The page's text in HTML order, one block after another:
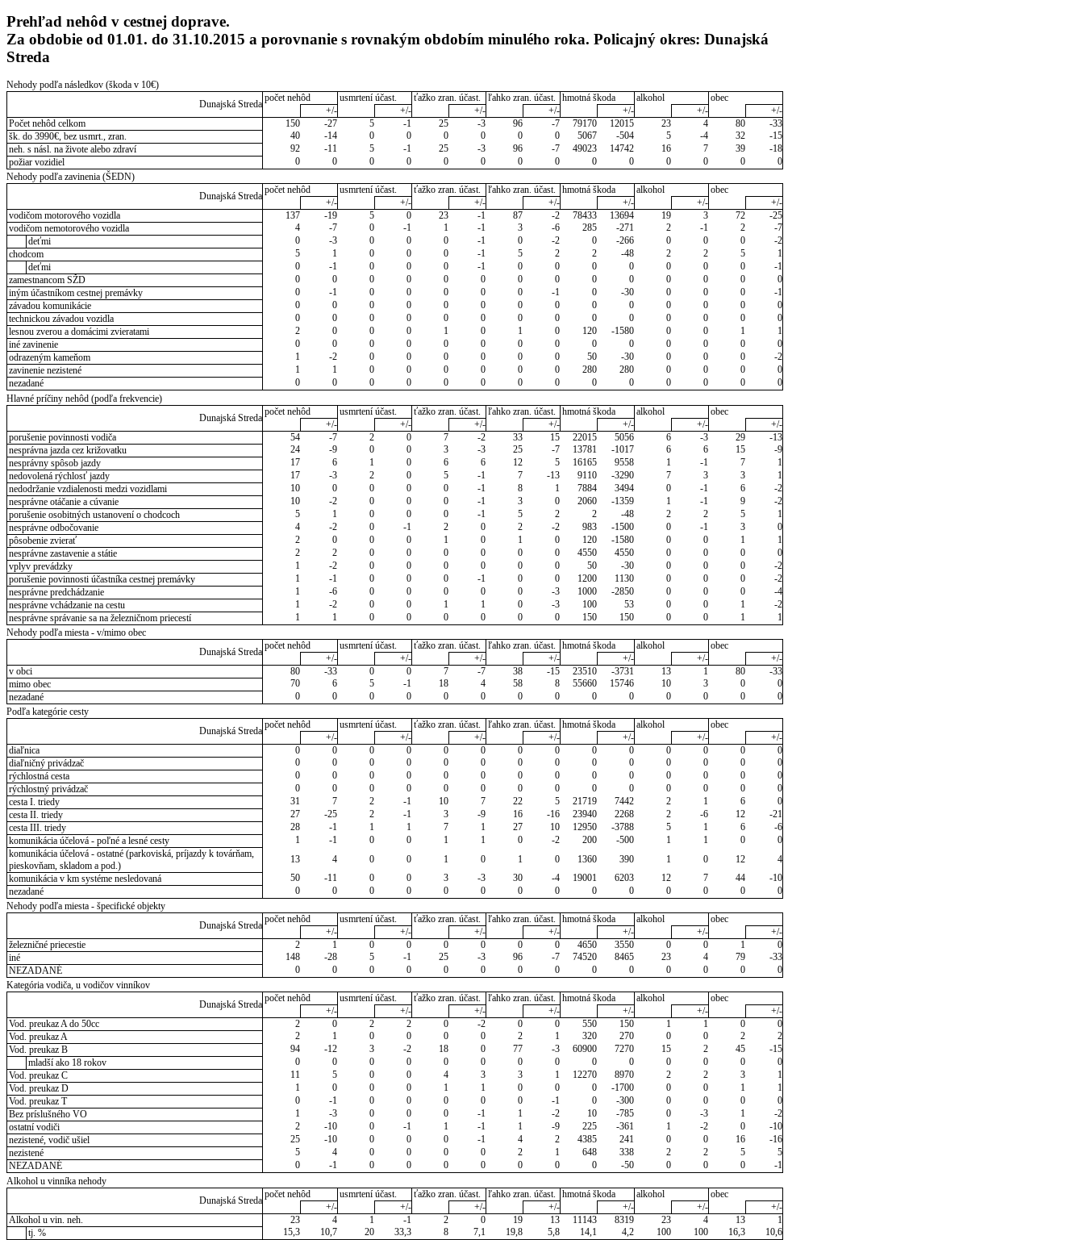
Prehľad nehôd v cestnej doprave.
Za obdobie od 01.01. do 31.10.2015 a porovnanie s rovnakým obdobím minulého roka. Policajný okres: Dunajská
Streda
Nehody podľa následkov (škoda v 10€)
Dunajská Streda
počet nehôd usmrtení účast. ťažko zran. účast. ľahko zran. účast. hmotná škoda alkohol
obec
+/-
+/- +/- +/- +/- +/-
+/-
Počet nehôd celkom
150 -27 5 -1 25 -3 96 -7 79170 12015 23 4 80
-33
šk. do 3990€, bez usmrt., zran.
40 -14 0 0 0 0 0 0 5067 -504 5 -4 32
-15
neh. s násl. na živote alebo zdraví
92 -11 5 -1 25 -3 96 -7 49023 14742 16 7 39
-18
požiar vozidiel
0 0 0 0 0 0 0 0 0 0 0 0 0
0
Nehody podľa zavinenia (ŠEDN)
Dunajská Streda
počet nehôd usmrtení účast. ťažko zran. účast. ľahko zran. účast. hmotná škoda alkohol
obec
+/-
+/- +/- +/- +/- +/-
+/-
vodičom motorového vozidla
137 -19 5 0 23 -1 87 -2 78433 13694 19 3 72
-25
vodičom nemotorového vozidla
4 -7 0 -1 1 -1 3 -6 285 -271 2 -1 2
-7
deťmi
0 -3 0 0 0 -1 0 -2 0 -266 0 0 0
-2
chodcom
5 1 0 0 0 -1 5 2 2 -48 2 2 5
1
deťmi
0 -1 0 0 0 -1 0 0 0 0 0 0 0
-1
zamestnancom SŽD
0 0 0 0 0 0 0 0 0 0 0 0 0
0
iným účastníkom cestnej premávky
0 -1 0 0 0 0 0 -1 0 -30 0 0 0
-1
závadou komunikácie
0 0 0 0 0 0 0 0 0 0 0 0 0
0
technickou závadou vozidla
0 0 0 0 0 0 0 0 0 0 0 0 0
0
lesnou zverou a domácimi zvieratami
2 0 0 0 1 0 1 0 120 -1580 0 0 1
1
iné zavinenie
0 0 0 0 0 0 0 0 0 0 0 0 0
0
odrazeným kameňom
1 -2 0 0 0 0 0 0 50 -30 0 0 0
-2
zavinenie nezistené
1 1 0 0 0 0 0 0 280 280 0 0 0
0
nezadané
0 0 0 0 0 0 0 0 0 0 0 0 0
0
Hlavné príčiny nehôd (podľa frekvencie)
Dunajská Streda
počet nehôd usmrtení účast. ťažko zran. účast. ľahko zran. účast. hmotná škoda alkohol
obec
+/-
+/- +/- +/- +/- +/-
+/-
porušenie povinnosti vodiča
54 -7 2 0 7 -2 33 15 22015 5056 6 -3 29
-13
nesprávna jazda cez križovatku
24 -9 0 0 3 -3 25 -7 13781 -1017 6 6 15
-9
nesprávny spôsob jazdy
17 6 1 0 6 6 12 5 16165 9558 1 -1 7
1
nedovolená rýchlosť jazdy
17 -3 2 0 5 -1 7 -13 9110 -3290 7 3 3
1
nedodržanie vzdialenosti medzi vozidlami
10 0 0 0 0 -1 8 1 7884 3494 0 -1 6
-2
nesprávne otáčanie a cúvanie
10 -2 0 0 0 -1 3 0 2060 -1359 1 -1 9
-2
porušenie osobitných ustanovení o chodcoch
5 1 0 0 0 -1 5 2 2 -48 2 2 5
1
nesprávne odbočovanie
4 -2 0 -1 2 0 2 -2 983 -1500 0 -1 3
0
pôsobenie zvierať
2 0 0 0 1 0 1 0 120 -1580 0 0 1
1
nesprávne zastavenie a státie
2 2 0 0 0 0 0 0 4550 4550 0 0 0
0
vplyv prevádzky
1 -2 0 0 0 0 0 0 50 -30 0 0 0
-2
porušenie povinnosti účastníka cestnej premávky
1 -1 0 0 0 -1 0 0 1200 1130 0 0 0
-2
nesprávne predchádzanie
1 -6 0 0 0 0 0 -3 1000 -2850 0 0 0
-4
nesprávne vchádzanie na cestu
1 -2 0 0 1 1 0 -3 100 53 0 0 1
-2
nesprávne správanie sa na železničnom priecestí
1 1 0 0 0 0 0 0 150 150 0 0 1
1
Nehody podľa miesta - v/mimo obec
Dunajská Streda
počet nehôd usmrtení účast. ťažko zran. účast. ľahko zran. účast. hmotná škoda alkohol
obec
+/-
+/- +/- +/- +/- +/-
+/-
v obci
80 -33 0 0 7 -7 38 -15 23510 -3731 13 1 80
-33
mimo obec
70 6 5 -1 18 4 58 8 55660 15746 10 3 0
0
nezadané
0 0 0 0 0 0 0 0 0 0 0 0 0
0
Podľa kategórie cesty
Dunajská Streda
počet nehôd usmrtení účast. ťažko zran. účast. ľahko zran. účast. hmotná škoda alkohol
obec
+/-
+/- +/- +/- +/- +/-
+/-
diaľnica
0 0 0 0 0 0 0 0 0 0 0 0 0
0
diaľničný privádzač
0 0 0 0 0 0 0 0 0 0 0 0 0
0
rýchlostná cesta
0 0 0 0 0 0 0 0 0 0 0 0 0
0
rýchlostný privádzač
0 0 0 0 0 0 0 0 0 0 0 0 0
0
cesta I. triedy
31 7 2 -1 10 7 22 5 21719 7442 2 1 6
0
cesta II. triedy
27 -25 2 -1 3 -9 16 -16 23940 2268 2 -6 12
-21
cesta III. triedy
28 -1 1 1 7 1 27 10 12950 -3788 5 1 6
-6
komunikácia účelová - poľné a lesné cesty
1 -1 0 0 1 1 0 -2 200 -500 1 1 0
0
komunikácia účelová - ostatné (parkoviská, príjazdy k továrňam,
pieskovňam, skladom a pod.)
13 4 0 0 1 0 1 0 1360 390 1 0 12
4
komunikácia v km systéme nesledovaná
50 -11 0 0 3 -3 30 -4 19001 6203 12 7 44
-10
nezadané
0 0 0 0 0 0 0 0 0 0 0 0 0
0
Nehody podľa miesta - špecifické objekty
Dunajská Streda
počet nehôd usmrtení účast. ťažko zran. účast. ľahko zran. účast. hmotná škoda alkohol
obec
+/-
+/- +/- +/- +/- +/-
+/-
železničné priecestie
2 1 0 0 0 0 0 0 4650 3550 0 0 1
0
iné
148 -28 5 -1 25 -3 96 -7 74520 8465 23 4 79
-33
NEZADANÉ
0 0 0 0 0 0 0 0 0 0 0 0 0
0
Kategória vodiča, u vodičov vinníkov
Dunajská Streda
počet nehôd usmrtení účast. ťažko zran. účast. ľahko zran. účast. hmotná škoda alkohol
obec
+/-
+/- +/- +/- +/- +/-
+/-
Vod. preukaz A do 50cc
2 0 2 2 0 -2 0 0 550 150 1 1 0
0
Vod. preukaz A
2 1 0 0 0 0 2 1 320 270 0 0 2
2
Vod. preukaz B
94 -12 3 -2 18 0 77 -3 60900 7270 15 2 45
-15
mladší ako 18 rokov
0 0 0 0 0 0 0 0 0 0 0 0 0
0
Vod. preukaz C
11 5 0 0 4 3 3 1 12270 8970 2 2 3
1
Vod. preukaz D
1 0 0 0 1 1 0 0 0 -1700 0 0 1
1
Vod. preukaz T
0 -1 0 0 0 0 0 -1 0 -300 0 0 0
0
Bez príslušného VO
1 -3 0 0 0 -1 1 -2 10 -785 0 -3 1
-2
ostatní vodiči
2 -10 0 -1 1 -1 1 -9 225 -361 1 -2 0
-10
nezistené, vodič ušiel
25 -10 0 0 0 -1 4 2 4385 241 0 0 16
-16
nezistené
5 4 0 0 0 0 2 1 648 338 2 2 5
5
NEZADANÉ
0 -1 0 0 0 0 0 0 0 -50 0 0 0
-1
Alkohol u vinníka nehody
Dunajská Streda
počet nehôd usmrtení účast. ťažko zran. účast. ľahko zran. účast. hmotná škoda alkohol
obec
+/-
+/- +/- +/- +/- +/-
+/-
Alkohol u vin. neh.
23 4 1 -1 2 0 19 13 11143 8319 23 4 13
1
tj. %
15,3 10,7 20 33,3 8 7,1 19,8 5,8 14,1 4,2 100 100 16,3
10,6